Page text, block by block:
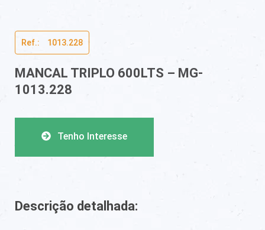
Ref.:ﾠ1013.228
MANCAL TRIPLO 600LTS – MG-
1013.228
Tenho Interesse
Descrição detalhada: